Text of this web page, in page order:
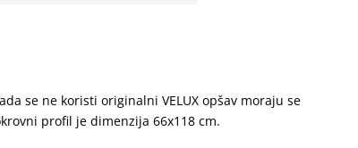
se ne koristi originalni VELUX opšav moraju se
profil je dimenzija 66x118 cm.